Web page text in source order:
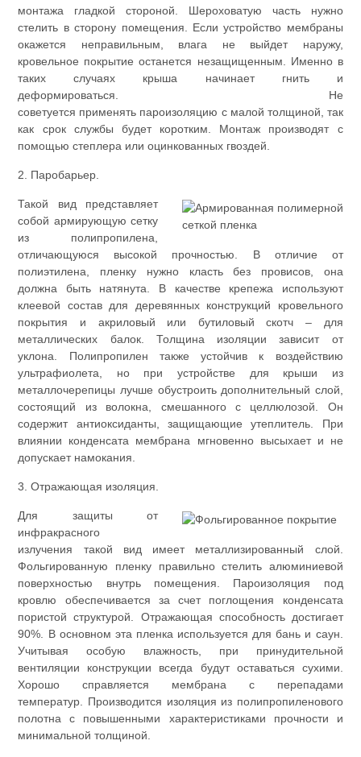
монтажа гладкой стороной. Шероховатую часть нужно
стелить в сторону помещения. Если устройство мембраны
окажется неправильным, влага не выйдет наружу,
кровельное покрытие останется незащищенным. Именно в
таких случаях крыша начинает гнить и
деформироваться. Не
советуется применять пароизоляцию с малой толщиной, так
как срок службы будет коротким. Монтаж производят с
помощью степлера или оцинкованных гвоздей.
2. Паробарьер.
Такой вид представляет
собой армирующую сетку
из полипропилена,
отличающуюся высокой прочностью. В отличие от
полиэтилена, пленку нужно класть без провисов, она
должна быть натянута. В качестве крепежа используют
клеевой состав для деревянных конструкций кровельного
покрытия и акриловый или бутиловый скотч – для
металлических балок. Толщина изоляции зависит от
уклона. Полипропилен также устойчив к воздействию
ультрафиолета, но при устройстве для крыши из
металлочерепицы лучше обустроить дополнительный слой,
состоящий из волокна, смешанного с целлюлозой. Он
содержит антиоксиданты, защищающие утеплитель. При
влиянии конденсата мембрана мгновенно высыхает и не
допускает намокания.
3. Отражающая изоляция.
Для защиты от
инфракрасного
излучения такой вид имеет металлизированный слой.
Фольгированную пленку правильно стелить алюминиевой
поверхностью внутрь помещения. Пароизоляция под
кровлю обеспечивается за счет поглощения конденсата
пористой структурой. Отражающая способность достигает
90%. В основном эта пленка используется для бань и саун.
Учитывая особую влажность, при принудительной
вентиляции конструкции всегда будут оставаться сухими.
Хорошо справляется мембрана с перепадами
температур. Производится изоляция из полипропиленового
полотна с повышенными характеристиками прочности и
минимальной толщиной.